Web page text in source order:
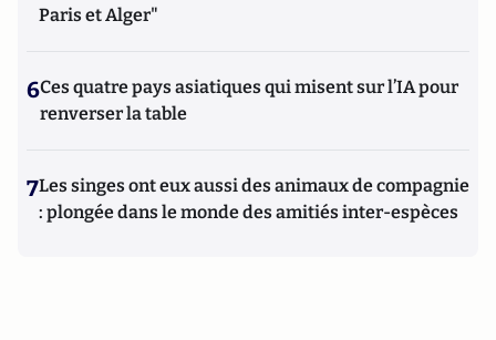
Paris et Alger"
6Ces quatre pays asiatiques qui misent sur l’IA pour
renverser la table
7Les singes ont eux aussi des animaux de compagnie
: plongée dans le monde des amitiés inter-espèces